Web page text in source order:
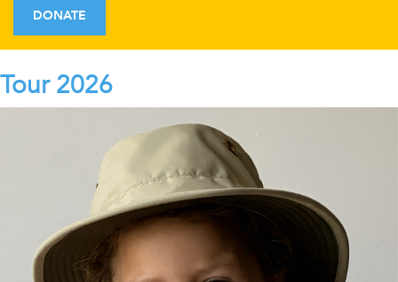
DONATE
Tour 2026